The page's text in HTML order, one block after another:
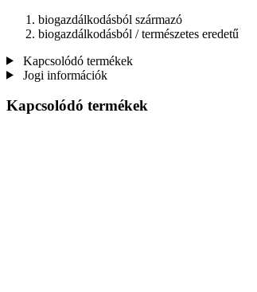
biogazdálkodásból származó
biogazdálkodásból / természetes eredetű
Kapcsolódó termékek
Jogi információk
Kapcsolódó termékek